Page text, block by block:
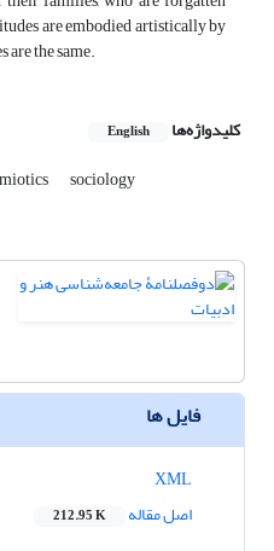
are embodied artistically by
are the same.
کلیدواژه‌ها English
sociology
فایل ها
اصل مقاله
212.95 K